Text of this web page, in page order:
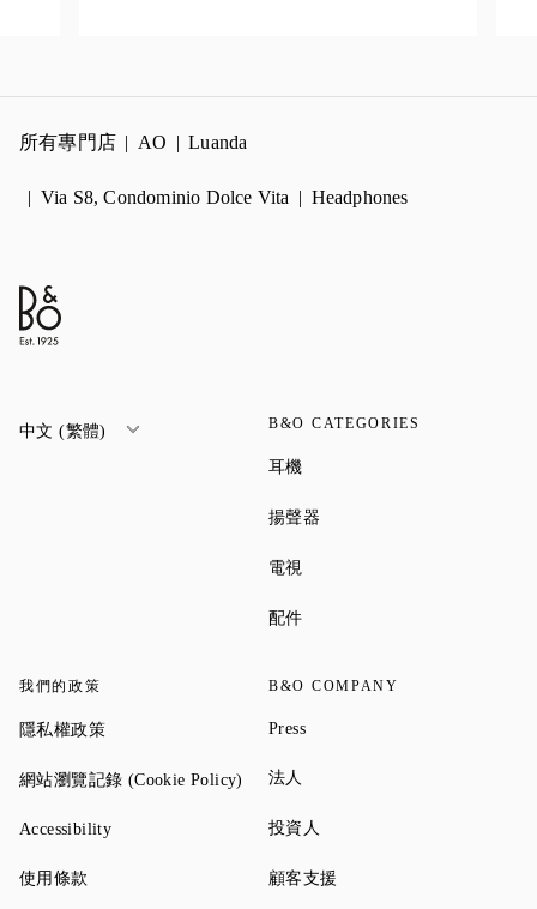
所有專門店 AO Luanda
Via S8, Condominio Dolce Vita Headphones
中文 (繁體) B&O CATEGORIES
耳機Link Opens in New Tab
揚聲器
電視
配件Link Opens in New Tab
我們的政策
隱私權政策Link Opens in New Tab
網站瀏覽記錄 (Cookie Policy) Link Opens in New Tab
AccessibilityLink Opens in New Tab
使用條款
B&O COMPANY
PressLink Opens in New Tab
法人
投資人
顧客支援